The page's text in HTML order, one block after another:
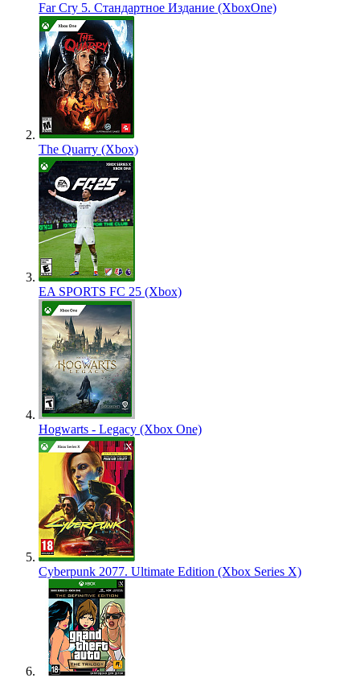
Far Cry 5. Стандартное Издание (XboxOne)
The Quarry (Xbox)
EA SPORTS FC 25 (Xbox)
Hogwarts - Legacy (Xbox One)
Cyberpunk 2077. Ultimate Edition (Xbox Series X)